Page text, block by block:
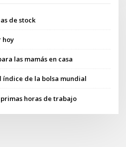
de stock
hoy
las mamás en casa
de la bolsa mundial
horas de trabajo